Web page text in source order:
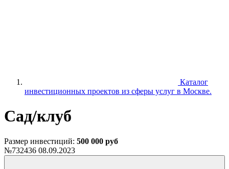
Каталог
инвестиционных проектов из сферы услуг в Москве.
Сад/клуб
Размер инвестиций: 500 000 руб
№732436 08.09.2023